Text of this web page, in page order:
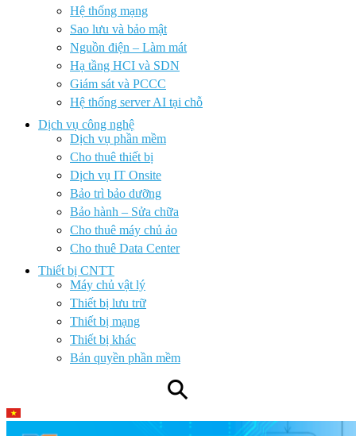
Hệ thống mạng
Sao lưu và bảo mật
Nguồn điện – Làm mát
Hạ tầng HCI và SDN
Giám sát và PCCC
Hệ thống server AI tại chỗ
Dịch vụ công nghệ
Dịch vụ phần mềm
Cho thuê thiết bị
Dịch vụ IT Onsite
Bảo trì bảo dưỡng
Bảo hành – Sửa chữa
Cho thuê máy chủ ảo
Cho thuê Data Center
Thiết bị CNTT
Máy chủ vật lý
Thiết bị lưu trữ
Thiết bị mạng
Thiết bị khác
Bản quyền phần mềm
⚲